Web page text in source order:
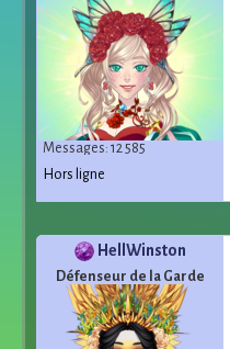
Messages: 12 585
Hors ligne
HellWinston
Défenseur de la Garde